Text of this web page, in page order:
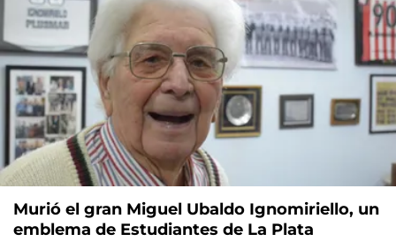
Murió el gran Miguel Ubaldo Ignomiriello, un
emblema de Estudiantes de La Plata